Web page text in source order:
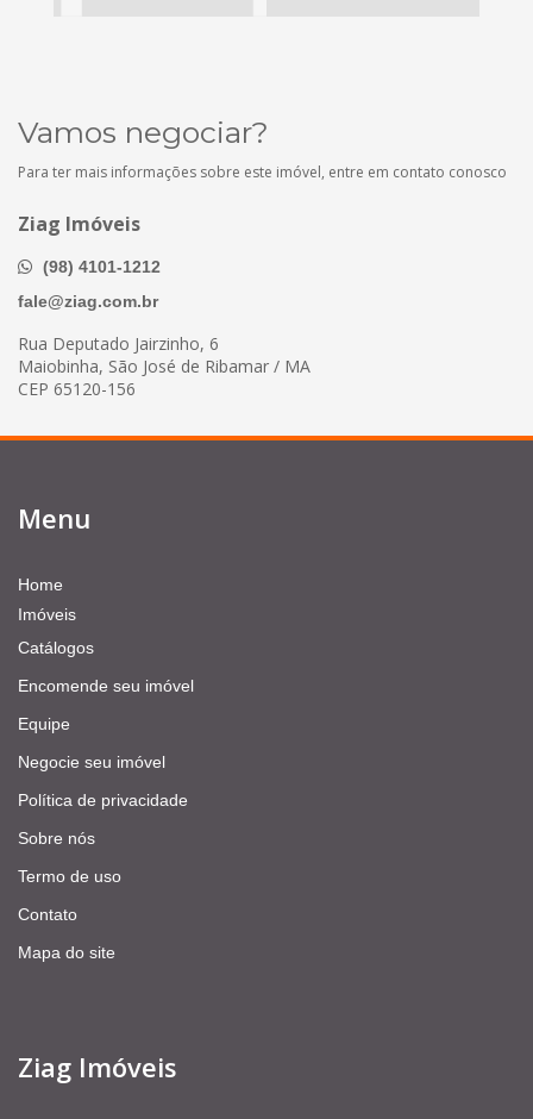
Vamos negociar?
Para ter mais informações sobre este imóvel, entre em contato conosco
Ziag Imóveis
(98) 4101-1212
fale@ziag.com.br
Rua Deputado Jairzinho, 6
Maiobinha, São José de Ribamar / MA
CEP 65120-156
Menu
Home
Imóveis
Catálogos
Encomende seu imóvel
Equipe
Negocie seu imóvel
Política de privacidade
Sobre nós
Termo de uso
Contato
Mapa do site
Ziag Imóveis